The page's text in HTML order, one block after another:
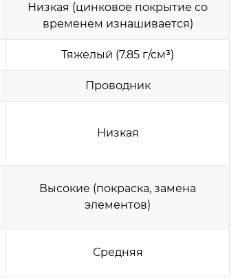
Низкая (цинковое покрытие со
временем изнашивается)
Тяжелый (7.85 г/см³)
Проводник
Низкая
Высокие (покраска, замена
элементов)
Средняя